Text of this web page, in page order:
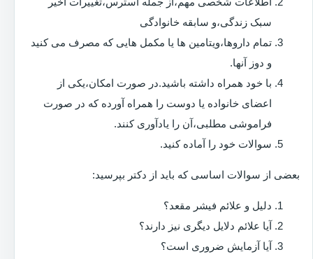
سبک زندگی،و سابقه خانوادگی
تمام داروها،ویتامین ها یا مکمل هایی که مصرف می کنید
و دوز آنها.
با خود همراه داشته باشید.در صورت امکان،یکی از
اعضای خانواده یا دوست را همراه آورده که در صورت
فراموشی مطلبی،آن را یادآوری کنند.
سوالات خود را آماده کنید.
بعضی از سوالات اساسی که باید از دکتر بپرسید:
دلیل و علائم فیشر مقعد؟
آیا علائم دلایل دیگری نیز دارند؟
آیا آزمایش ضروری است؟